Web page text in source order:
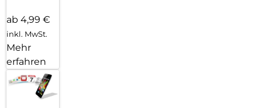
ab 4,99 €
inkl. MwSt.
Mehr
erfahren